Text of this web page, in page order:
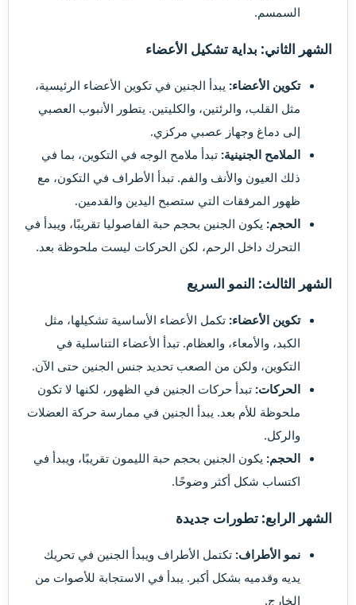
السمسم.
الشهر الثاني: بداية تشكيل الأعضاء
تكوين الأعضاء: يبدأ الجنين في تكوين الأعضاء الرئيسية،
مثل القلب، والرئتين، والكليتين. يتطور الأنبوب العصبي
إلى دماغ وجهاز عصبي مركزي.
الملامح الجنينية: تبدأ ملامح الوجه في التكوين، بما في
ذلك العيون والأنف والفم. تبدأ الأطراف في التكون، مع
ظهور المرفقات التي ستصبح اليدين والقدمين.
الحجم: يكون الجنين بحجم حبة الفاصوليا تقريبًا، ويبدأ في
التحرك داخل الرحم، لكن الحركات ليست ملحوظة بعد.
الشهر الثالث: النمو السريع
تكوين الأعضاء: تكمل الأعضاء الأساسية تشكيلها، مثل
الكبد، والأمعاء، والعظام. تبدأ الأعضاء التناسلية في
التكوين، ولكن من الصعب تحديد جنس الجنين حتى الآن.
الحركات: تبدأ حركات الجنين في الظهور، لكنها لا تكون
ملحوظة للأم بعد. يبدأ الجنين في ممارسة حركة العضلات
والركل.
الحجم: يكون الجنين بحجم حبة الليمون تقريبًا، ويبدأ في
اكتساب شكل أكثر وضوحًا.
الشهر الرابع: تطورات جديدة
نمو الأطراف: تكتمل الأطراف ويبدأ الجنين في تحريك
يديه وقدميه بشكل أكبر. يبدأ في الاستجابة للأصوات من
الخارج.